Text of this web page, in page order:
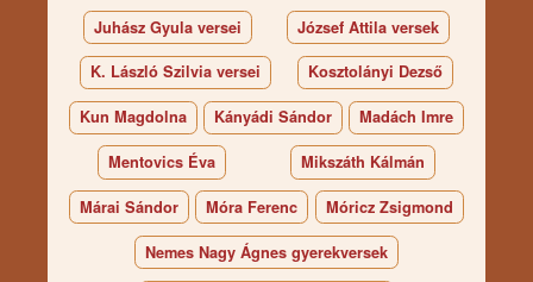
Juhász Gyula versei József Attila versek
K. László Szilvia versei Kosztolányi Dezső
Kun Magdolna Kányádi Sándor Madách Imre
Mentovics Éva Mikszáth Kálmán
Márai Sándor Móra Ferenc Móricz Zsigmond
Nemes Nagy Ágnes gyerekversek